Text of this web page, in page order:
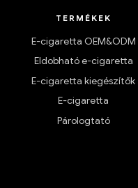
TERMÉKEK
E-cigaretta OEM&ODM
Eldobható e-cigaretta
E-cigaretta kiegészítők
E-cigaretta
Párologtató